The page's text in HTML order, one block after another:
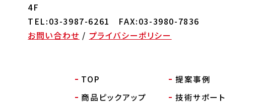
4F
TEL:03-3987-6261 FAX:03-3980-7836
お問い合わせ / プライバシーポリシー
TOP
提案事例
商品ピックアップ
技術サポート